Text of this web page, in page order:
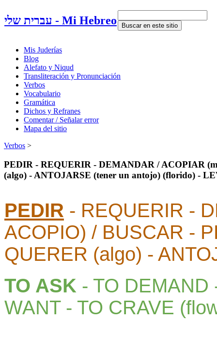
Mi Hebreo - עברית שלי
Mis Juderías
Blog
Alefato y Niqud
Transliteración y Pronunciación
Verbos
Vocabulario
Gramática
Dichos y Refranes
Comentar / Señalar error
Mapa del sitio
Verbos ‎ > ‎
PEDIR - REQUERIR - DEMANDAR / ACOPIAR
PEDIR - REQUERIR -
ACOPIO) / BUSCAR -
QUERER (algo) -
TO ASK - TO DEMAND
WANT - TO CRAVE